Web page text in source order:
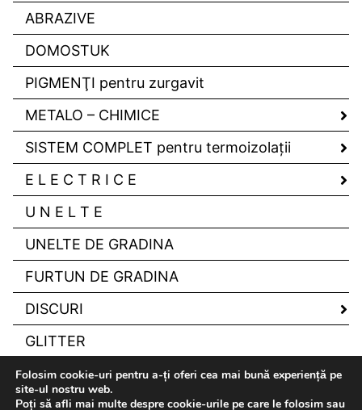
ABRAZIVE
DOMOSTUK
PIGMENŢI pentru zurgavit
METALO – CHIMICE
SISTEM COMPLET pentru termoizolaţii
E L E C T R I C E
U N E L T E
UNELTE DE GRADINA
FURTUN DE GRADINA
DISCURI
GLITTER
Folosim cookie-uri pentru a-ți oferi cea mai bună experiență pe
site-ul nostru web.
Poți să afli mai multe despre cookie-urile pe care le folosim sau